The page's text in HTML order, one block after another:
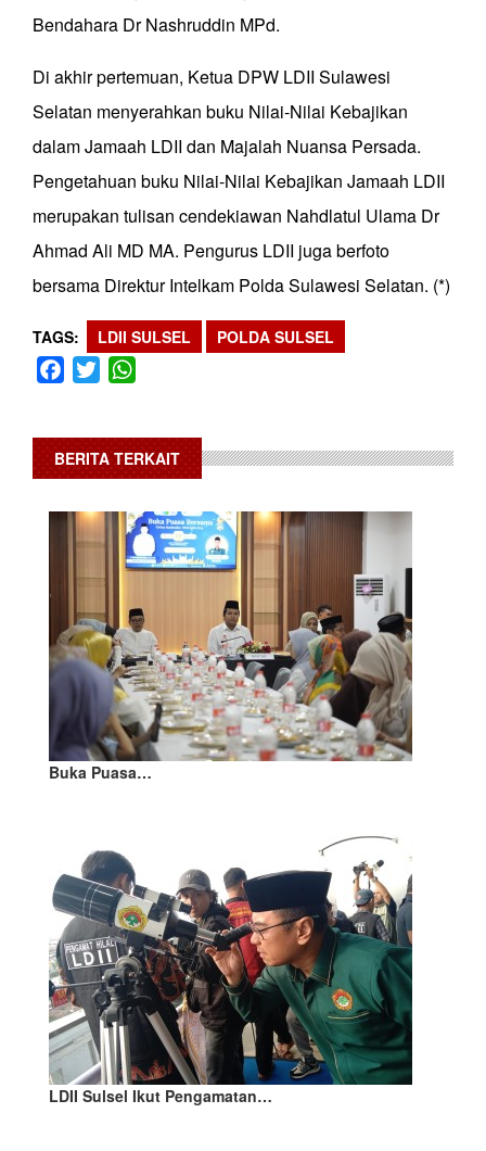
Bendahara Dr Nashruddin MPd.
Di akhir pertemuan, Ketua DPW LDII Sulawesi
Selatan menyerahkan buku Nilai-Nilai Kebajikan
dalam Jamaah LDII dan Majalah Nuansa Persada.
Pengetahuan buku Nilai-Nilai Kebajikan Jamaah LDII
merupakan tulisan cendekiawan Nahdlatul Ulama Dr
Ahmad Ali MD MA. Pengurus LDII juga berfoto
bersama Direktur Intelkam Polda Sulawesi Selatan. (*)
TAGS LDII SULSEL POLDA SULSEL
Facebook
Twitter
BERITA TERKAIT
Buka Puasa…
LDII Sulsel Ikut Pengamatan…